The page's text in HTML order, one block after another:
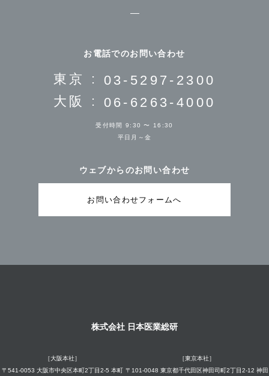
お電話でのお問い合わせ
東京 : 03-5297-2300
大阪 : 06-6263-4000
受付時間 9:30 〜 16:30
平日月～金
ウェブからのお問い合わせ
お問い合わせフォームへ
株式会社 日本医業総研
［大阪本社］
〒541-0053 大阪市中央区本町2丁目2-5 本町
［東京本社］
〒101-0048 東京都千代田区神田司町2丁目2-12 神田